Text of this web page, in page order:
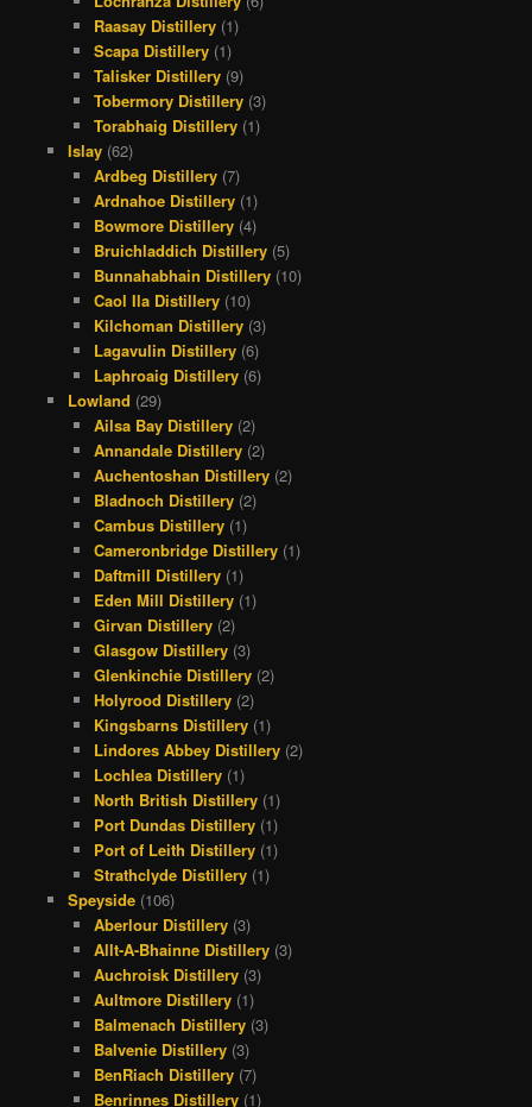
Raasay Distillery (1)
Scapa Distillery (1)
Talisker Distillery (9)
Tobermory Distillery (3)
Torabhaig Distillery (1)
Islay(62)
Ardbeg Distillery (7)
Ardnahoe Distillery (1)
Bowmore Distillery (4)
Bruichladdich Distillery (5)
Bunnahabhain Distillery (10)
Caol Ila Distillery (10)
Kilchoman Distillery (3)
Lagavulin Distillery (6)
Laphroaig Distillery (6)
Lowland (29)
Ailsa Bay Distillery (2)
Annandale Distillery (2)
Auchentoshan Distillery (2)
Bladnoch Distillery (2)
Cambus Distillery (1)
Cameronbridge Distillery (1)
Daftmill Distillery (1)
Eden Mill Distillery (1)
Girvan Distillery (2)
Glasgow Distillery (3)
Glenkinchie Distillery (2)
Holyrood Distillery (2)
Kingsbarns Distillery (1)
Lindores Abbey Distillery (2)
Lochlea Distillery (1)
North British Distillery (1)
Port Dundas Distillery (1)
Port of Leith Distillery (1)
Strathclyde Distillery (1)
Speyside(106)
Aberlour Distillery (3)
Allt-A-Bhainne Distillery (3)
Auchroisk Distillery (3)
Aultmore Distillery (1)
Balmenach Distillery (3)
Balvenie Distillery (3)
BenRiach Distillery (7)
Benrinnes Distillery (1)